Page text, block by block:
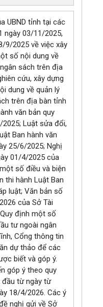
UBND tỉnh tại các
ngày 03/11/2025,
9/2025 về việc xây
số nội dung về
sách trên địa
cứu, xây dựng
dung về quản lý
trên địa bàn tỉnh
văn bản quy
Luật sửa đổi,
Ban hành văn
25/6/2025; Nghị
01/4/2025 của
số điều và biện
thi hành Luật Ban
luật; Văn bản số
của Sở Tài
định một số
tư ngoài ngân
Cổng thông tin
dự thảo để các
biết và góp ý.
góp ý theo quy
từ ngày từ
18/4/2026. Các ý
nghị gửi về Sở